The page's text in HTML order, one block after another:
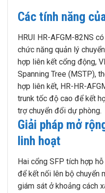
Các tính năng
HRUI HR-AFGM-82NS
chức năng quản lý
hợp liên kết cổng động,
Spanning Tree (MSTP),
hợp liên kết, HR-HR-
trunk tốc độ cao để kết
trợ chuyển đổi dự phòng.
Giải pháp mở
linh hoạt
Hai cổng SFP tích hợp
để kết nối lên bộ chuyển
giám sát ở khoảng cách